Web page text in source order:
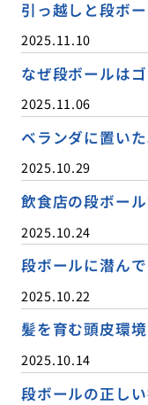
引っ越しと段ボ
2025.11.10
なぜ段ボールは
2025.11.06
ベランダに置い
2025.10.29
飲食店の段ボー
2025.10.24
段ボールに潜ん
2025.10.22
髪を育む頭皮環
2025.10.14
段ボールの正し